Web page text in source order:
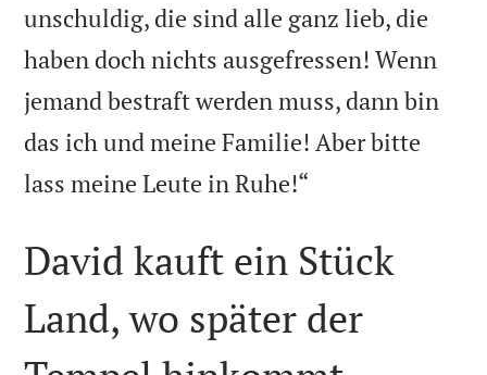
unschuldig, die sind alle ganz lieb, die
haben doch nichts ausgefressen! Wenn
jemand bestraft werden muss, dann bin
das ich und meine Familie! Aber bitte
lass meine Leute in Ruhe!“
David kauft ein Stück
Land, wo später der